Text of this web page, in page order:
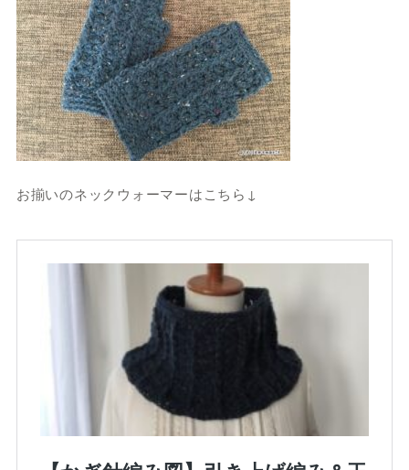
お揃いのネックウォーマーはこちら↓